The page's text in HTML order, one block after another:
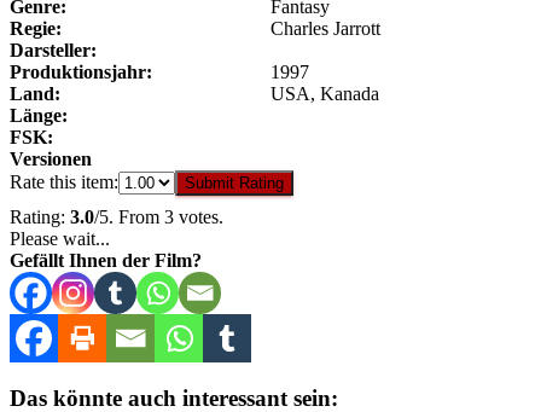
Genre:
Fantasy
Regie:
Charles Jarrott
Darsteller:
Produktionsjahr:
1997
Land:
USA, Kanada
Länge:
FSK:
Versionen
Rate this item:
Submit Rating
Rating: 3.0/5. From 3 votes.
Please wait...
Gefällt Ihnen der Film?
Das könnte auch interessant sein: